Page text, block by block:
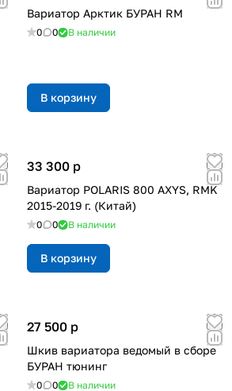
Вариатор Арктик БУРАН RM
0 0 В наличии
В корзину
33 300 p
Вариатор POLARIS 800 AXYS, RMK
2015-2019 г. (Китай)
0 0 В наличии
В корзину
27 500 p
Шкив вариатора ведомый в сборе
БУРАН тюнинг
0 0 В наличии